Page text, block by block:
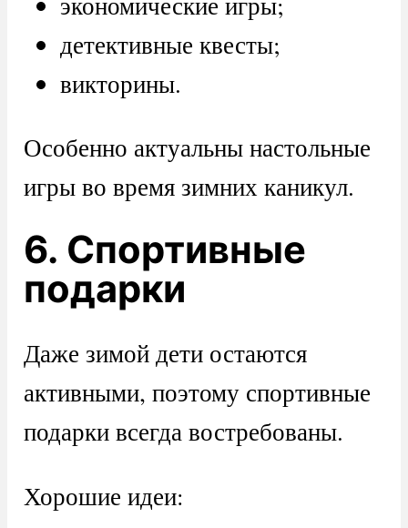
детективные квесты;
викторины.
Особенно актуальны настольные
игры во время зимних каникул.
6. Спортивные
подарки
Даже зимой дети остаются
активными, поэтому спортивные
подарки всегда востребованы.
Хорошие идеи: